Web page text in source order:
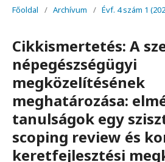
Főoldal / Archívum / Évf. 4 szám 1
Cikkismertetés: A
népegészségügyi
megközelítésének
meghatározása:
tanulságok egy
scoping review és
keretfejlesztési